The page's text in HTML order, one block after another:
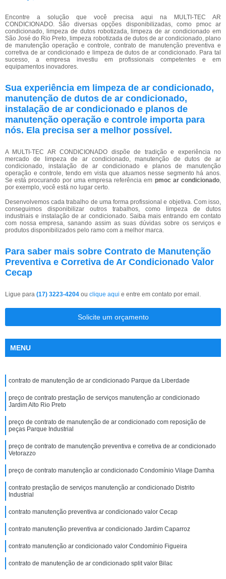
Encontre a solução que você precisa aqui na MULTI-TEC AR
CONDICIONADO. São diversas opções disponibilizadas, como pmoc ar
condicionado, limpeza de dutos robotizada, limpeza de ar condicionado em
São José do Rio Preto, limpeza robotizada de dutos de ar condicionado, plano
de manutenção operação e controle, contrato de manutenção preventiva e
corretiva de ar condicionado e limpeza de dutos de ar condicionado. Para tal
sucesso, a empresa investiu em profissionais competentes e em
equipamentos inovadores.
Sua experiência em limpeza de ar condicionado,
manutenção de dutos de ar condicionado,
instalação de ar condicionado e planos de
manutenção operação e controle importa para
nós. Ela precisa ser a melhor possível.
A MULTI-TEC AR CONDICIONADO dispõe de tradição e experiência no
mercado de limpeza de ar condicionado, manutenção de dutos de ar
condicionado, instalação de ar condicionado e planos de manutenção
operação e controle, tendo em vista que atuamos nesse segmento há anos.
Se está procurando por uma empresa referência em pmoc ar condicionado,
por exemplo, você está no lugar certo.
Desenvolvemos cada trabalho de uma forma profissional e objetiva. Com isso,
conseguimos disponibilizar outros trabalhos, como limpeza de dutos
industriais e instalação de ar condicionado. Saiba mais entrando em contato
com nossa empresa, sanando assim as suas dúvidas sobre os serviços e
produtos disponibilizados pelo ramo com a melhor marca.
Para saber mais sobre Contrato de Manutenção
Preventiva e Corretiva de Ar Condicionado Valor
Cecap
Ligue para (17) 3223-4204 ou clique aqui e entre em contato por email.
Solicite um orçamento
MENU
contrato de manutenção de ar condicionado Parque da Liberdade
preço de contrato prestação de serviços manutenção ar condicionado
Jardim Alto Rio Preto
preço de contrato de manutenção de ar condicionado com reposição de
peças Parque Industrial
preço de contrato de manutenção preventiva e corretiva de ar condicionado
Vetorazzo
preço de contrato manutenção ar condicionado Condomínio Vilage Damha
contrato prestação de serviços manutenção ar condicionado Distrito
Industrial
contrato manutenção preventiva ar condicionado valor Cecap
contrato manutenção preventiva ar condicionado Jardim Caparroz
contrato manutenção ar condicionado valor Condomínio Figueira
contrato de manutenção de ar condicionado split valor Bilac